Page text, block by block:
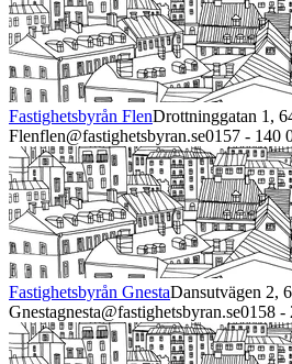
Fastighetsbyrån FlenDrottninggatan 1,
Flenflen@fastighetsbyran.se0157 - 140
Fastighetsbyrån GnestaDansutvägen 2,
Gnestagnesta@fastighetsbyran.se0158 -